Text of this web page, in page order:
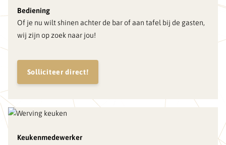
Bediening
Of je nu wilt shinen achter de bar of aan tafel bij de gasten,
wij zijn op zoek naar jou!
Solliciteer direct!
Keukenmedewerker